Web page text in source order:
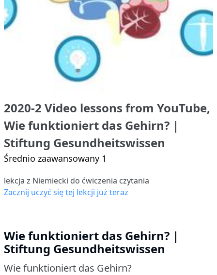
2020-2 Video lessons from YouTube,
Wie funktioniert das Gehirn? |
Stiftung Gesundheitswissen
Średnio zaawansowany 1
lekcja z Niemiecki do ćwiczenia czytania
Zacznij uczyć się tej lekcji już teraz
Wie funktioniert das Gehirn? |
Stiftung Gesundheitswissen
Wie funktioniert das Gehirn?